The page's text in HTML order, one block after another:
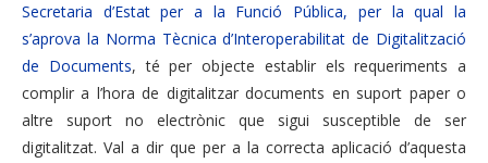
Secretaria d’Estat per a la Funció Pública, per la qual la
s’aprova la Norma Tècnica d’Interoperabilitat de Digitalització
de Documents, té per objecte establir els requeriments a
complir a l’hora de digitalitzar documents en suport paper o
altre suport no electrònic que sigui susceptible de ser
digitalitzat. Val a dir que per a la correcta aplicació d’aquesta